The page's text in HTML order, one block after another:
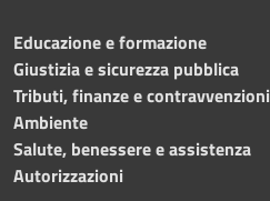
Educazione e formazione
Giustizia e sicurezza pubblica
Tributi, finanze e contravvenzioni
Ambiente
Salute, benessere e assistenza
Autorizzazioni